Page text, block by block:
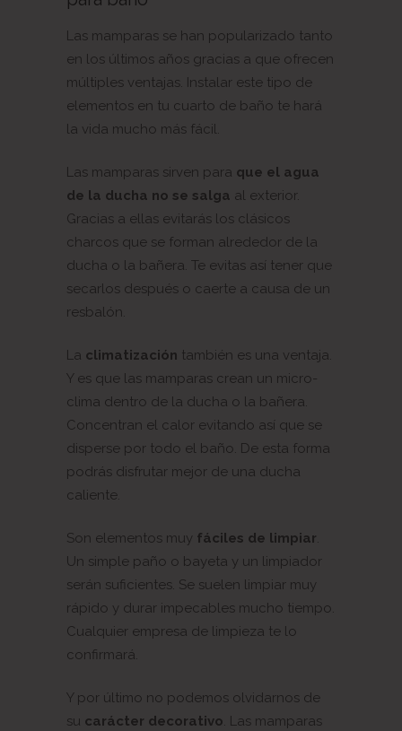
Las mamparas se han popularizado tanto
en los últimos años gracias a que ofrecen
múltiples ventajas. Instalar este tipo de
elementos en tu cuarto de baño te hará
la vida mucho más fácil.
Las mamparas sirven para que el agua
de la ducha no se salga al exterior.
Gracias a ellas evitarás los clásicos
charcos que se forman alrededor de la
ducha o la bañera. Te evitas así tener que
secarlos después o caerte a causa de un
resbalón.
La climatización también es una ventaja.
Y es que las mamparas crean un micro-
clima dentro de la ducha o la bañera.
Concentran el calor evitando así que se
disperse por todo el baño. De esta forma
podrás disfrutar mejor de una ducha
caliente.
Son elementos muy fáciles de limpiar
Un simple paño o bayeta y un limpiador
serán suficientes. Se suelen limpiar muy
rápido y durar impecables mucho tiempo.
Cualquier empresa de limpieza te lo
confirmará.
Y por último no podemos olvidarnos de
su carácter decorativo . Las mamparas